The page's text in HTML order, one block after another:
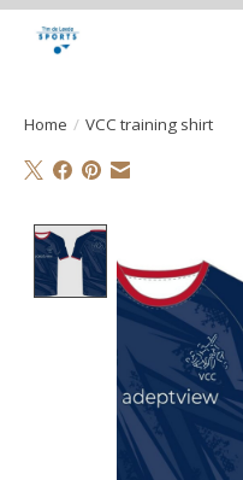
Home / VCC training shirt